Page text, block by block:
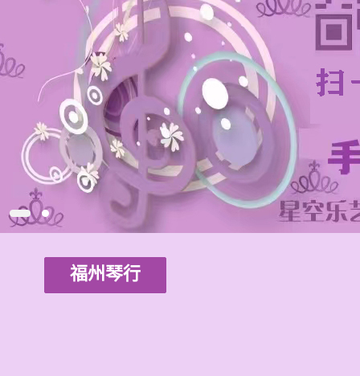
福州琴行